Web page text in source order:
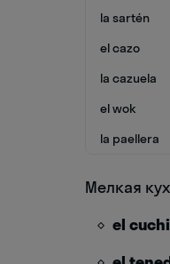
la sartén
el cazo
la cazuela
el wok
la paellera
Мелкая
el